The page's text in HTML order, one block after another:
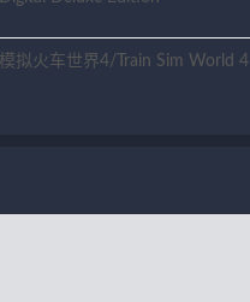
模拟火车世界4/Train Sim World 4